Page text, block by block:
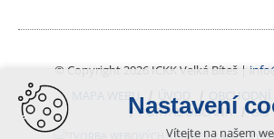
© Copyright 2026 ICKK Velká Bíteš |
MAPA WEBU
ÚVOD
PORTÁL OBČANA
GIS
Nastavení
Vítejte na našem